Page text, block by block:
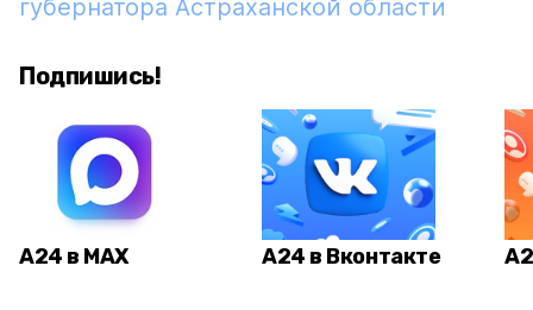
губернатора Астраханской области
Подпишись!
А24 в MAX А24 в Вконтакте